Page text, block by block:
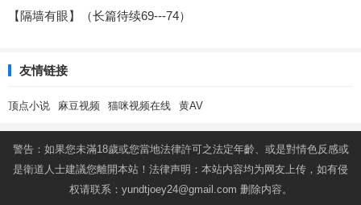
【隔墙有眼】（长篇待续69---74）
友情链接
顶点小说 麻豆视频 猫咪视频在线 黄AV
警告：如果您未滿18歲或您當地法律許可之法定年齡、或是對情色反感或
是衛道人士建議您離開本站！法律声明：本站内容均为网友上传，如有侵
权请联系： yundtjoey24@gmail.com 删除内容。